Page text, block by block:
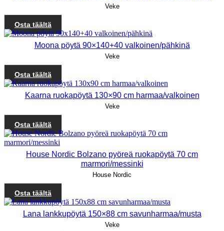
Veke
Osta täältä
Moona pöytä 90×140+40 valkoinen/pähkinä
Veke
Osta täältä
Kaarna ruokapöytä 130×90 cm harmaa/valkoinen
Veke
Osta täältä
House Nordic Bolzano pyöreä ruokapöytä 70 cm
marmori/messinki
House Nordic
Osta täältä
Lana lankkupöytä 150×88 cm savunharmaa/musta
Veke